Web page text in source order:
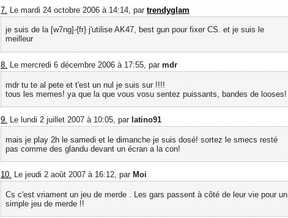
7. Le mardi 24 octobre 2006 à 14:14, par trendyglam
je suis de la [w7ng]-{fr} j'utilise AK47, best gun pour fixer CS. et je suis le
meilleur
8. Le mercredi 6 décembre 2006 à 17:55, par mdr
mdr tu te al pete et t'est un nul je suis sur !!!!
tous les memes! ya que la que vous vosu sentez puissants, bandes de looses!
9. Le lundi 2 juillet 2007 à 10:05, par latino91
mais je play 2h le samedi et le dimanche je suis dosé! sortez le smecs resté
pas comme des glandu devant un écran a la con!
10. Le jeudi 2 août 2007 à 16:12, par Moi
Cs c'est vriament un jeu de merde . Les gars passent à côté de leur vie pour un
simple jeu de merde !!